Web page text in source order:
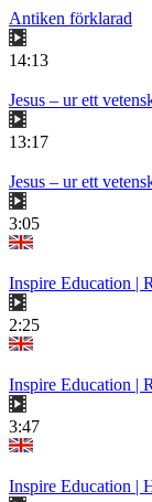
Antiken förklarad
14:13
Jesus – ur ett
13:17
Jesus – ur ett
3:05
Inspire Education |
2:25
Inspire Education |
3:47
Inspire Education |